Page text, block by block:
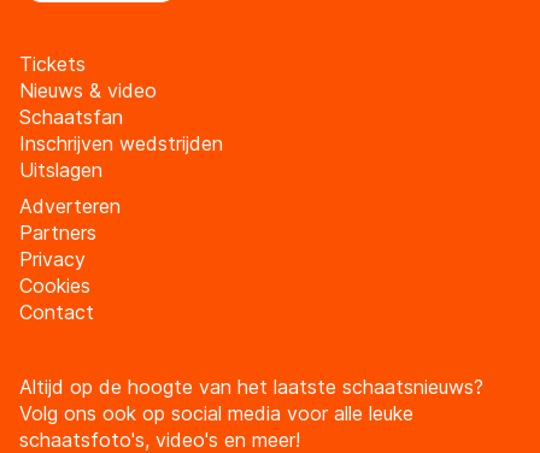
Tickets
Nieuws & video
Schaatsfan
Inschrijven wedstrijden
Uitslagen
Adverteren
Partners
Privacy
Cookies
Contact
Altijd op de hoogte van het laatste schaatsnieuws?
Volg ons ook op social media voor alle leuke
schaatsfoto's, video's en meer!